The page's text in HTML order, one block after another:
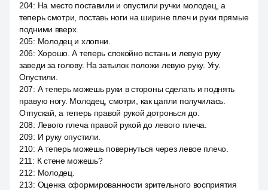
204: На место поставили и опустили ручки молодец, а
теперь смотри, поставь ноги на ширине плеч и руки прямые
подними вверх.
205: Молодец и хлопни.
206: Хорошо. А теперь спокойно встань и левую руку
заведи за голову. На затылок положи левую руку. Угу.
Опустили.
207: А теперь можешь руки в стороны сделать и поднять
правую ногу. Молодец, смотри, как цапли получилась.
Отпускай, а теперь правой рукой дотронься до.
208: Левого плеча правой рукой до левого плеча.
209: И руку опустили.
210: А теперь можешь повернуться через левое плечо.
211 : К стене можешь?
212: Молодец.
213: Оценка сформированности зрительного восприятия